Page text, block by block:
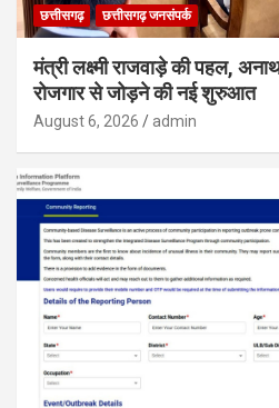
छत्तीसगढ़ छत्तीसगढ़ जनसंपर्क
मंत्री लक्ष्मी राजवाड़े की पहल,
रोजगार से जोड़ने की नई शुरुआत
August 6, 2026 admin